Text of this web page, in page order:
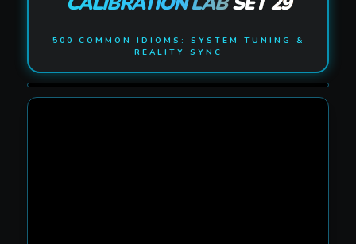
500 COMMON IDIOMS: SYSTEM TUNING &
REALITY SYNC